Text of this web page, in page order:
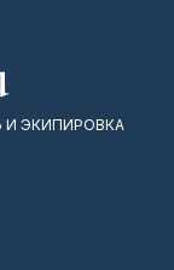
ЭКИПИРОВКА